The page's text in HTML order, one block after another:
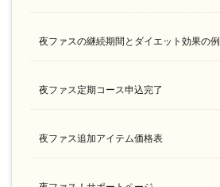
夜ファスの継続期間とダイエット効果の例
夜ファス定期コース申込完了
夜ファス追加アイテム価格表